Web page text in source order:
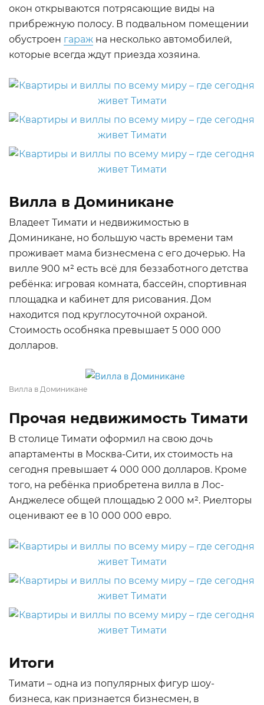
окон открываются потрясающие виды на
прибрежную полосу. В подвальном помещении
обустроен гараж на несколько автомобилей,
которые всегда ждут приезда хозяина.
Вилла в Доминикане
Владеет Тимати и недвижимостью в
Доминикане, но большую часть времени там
проживает мама бизнесмена с его дочерью. На
вилле 900 м² есть всё для беззаботного детства
ребёнка: игровая комната, бассейн, спортивная
площадка и кабинет для рисования. Дом
находится под круглосуточной охраной.
Стоимость особняка превышает 5 000 000
долларов.
Вилла в Доминикане
Прочая недвижимость Тимати
В столице Тимати оформил на свою дочь
апартаменты в Москва-Сити, их стоимость на
сегодня превышает 4 000 000 долларов. Кроме
того, на ребёнка приобретена вилла в Лос-
Анджелесе общей площадью 2 000 м². Риелторы
оценивают ее в 10 000 000 евро.
Итоги
Тимати – одна из популярных фигур шоу-
бизнеса, как признается бизнесмен, в